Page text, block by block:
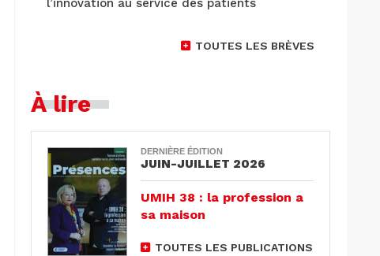
l’innovation au service des patients
TOUTES LES BRÈVES
À lire
DERNIÈRE ÉDITION
JUIN-JUILLET 2026
UMIH 38 : la profession a
sa maison
TOUTES LES PUBLICATIONS